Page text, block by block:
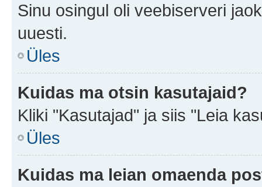
Sinu osingul oli veebiserveri
uuesti.
Üles
Kuidas ma otsin kasutajaid?
Kliki "Kasutajad" ja siis "Leia
Üles
Kuidas ma leian omaenda